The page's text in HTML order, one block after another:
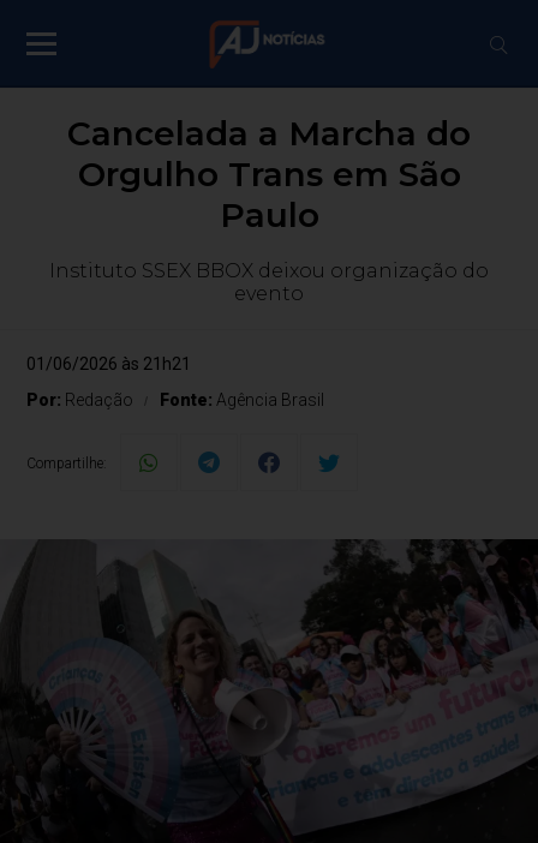
Cancelada a Marcha do
Orgulho Trans em São
Paulo
Instituto SSEX BBOX deixou organização do
evento
01/06/2026 às 21h21
Por: Redação Fonte: Agência Brasil
Compartilhe: